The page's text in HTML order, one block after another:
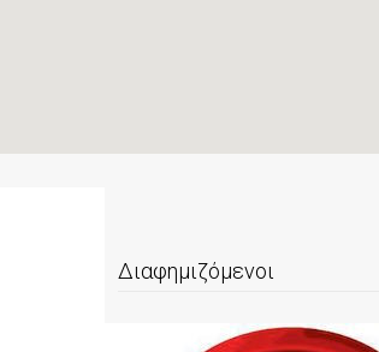
Διαφημιζόμενοι